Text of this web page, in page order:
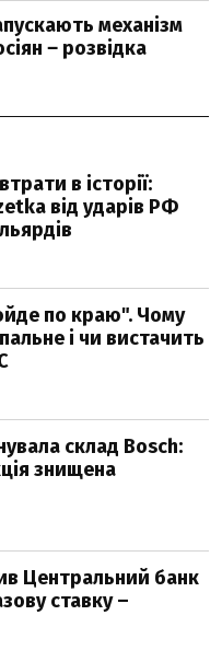
механізм
‒ розвідка
в історії:
від ударів РФ
по краю". Чому
і чи вистачить
склад Bosch:
знищена
Центральний банк
ставку –